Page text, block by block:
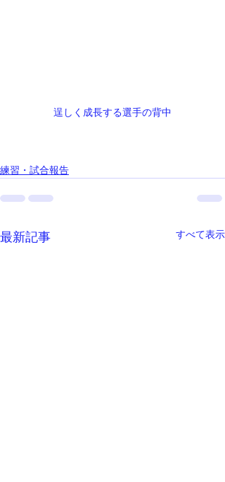
逞しく成長する選手の背中
練習・試合報告
最新記事 すべて表示